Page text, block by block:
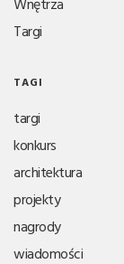
Targi
TAGI
targi
konkurs
architektura
projekty
nagrody
wiadomości